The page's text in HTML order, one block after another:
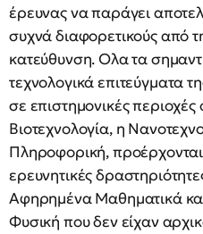
έρευνας να παράγει
συχνά διαφορετικούς από
κατεύθυνση. Ολα τα
τεχνολογικά επιτεύγματα
σε επιστημονικές
Βιοτεχνολογία, η
Πληροφορική,
ερευνητικές
Αφηρημένα Μαθηματικά
Φυσική που δεν είχαν